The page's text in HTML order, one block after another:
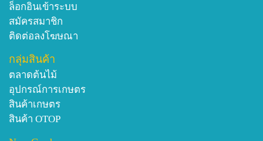
ล็อกอินเข้าระบบ
สมัครสมาชิก
ติดต่อลงโฆษณา
กลุ่มสินค้า
ตลาดต้นไม้
อุปกรณ์การเกษตร
สินค้าเกษตร
สินค้า OTOP